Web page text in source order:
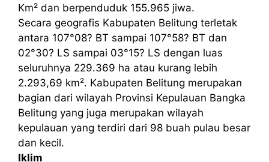
Km² dan berpenduduk 155.965 jiwa.
Secara geografis Kabupaten Belitung terletak
antara 107°08? BT sampai 107°58? BT dan
02°30? LS sampai 03°15? LS dengan luas
seluruhnya 229.369 ha atau kurang lebih
2.293,69 km². Kabupaten Belitung merupakan
bagian dari wilayah Provinsi Kepulauan Bangka
Belitung yang juga merupakan wilayah
kepulauan yang terdiri dari 98 buah pulau besar
dan kecil.
Iklim